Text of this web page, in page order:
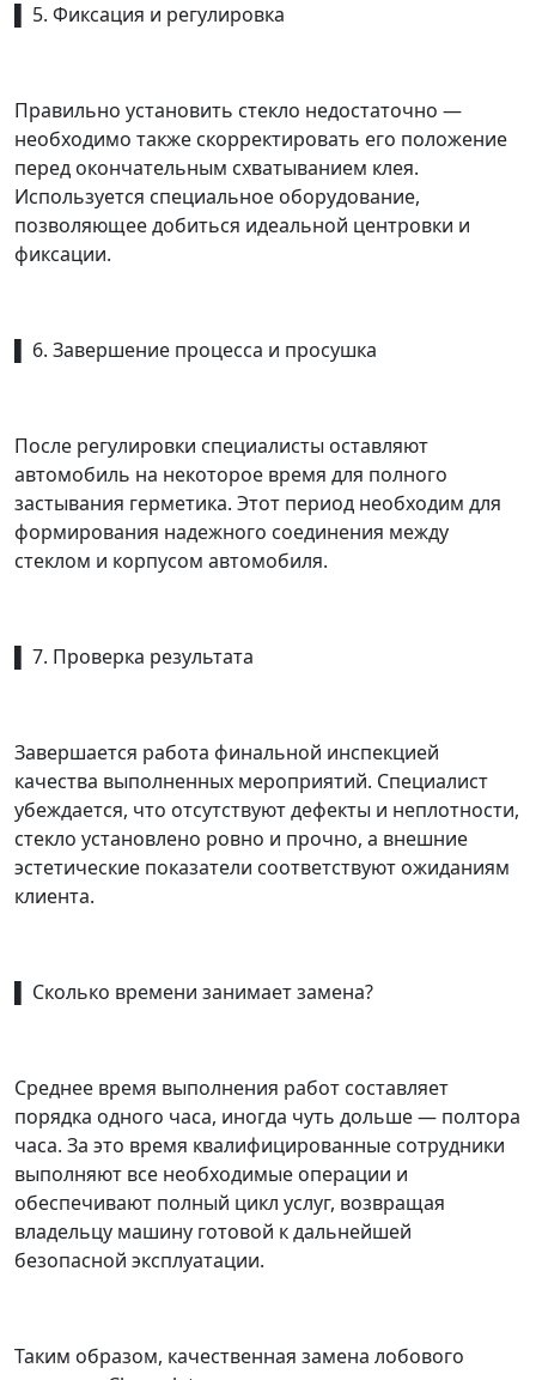
▌ 5. Фиксация и регулировка
Правильно установить стекло недостаточно —
необходимо также скорректировать его положение
перед окончательным схватыванием клея.
Используется специальное оборудование,
позволяющее добиться идеальной центровки и
фиксации.
▌ 6. Завершение процесса и просушка
После регулировки специалисты оставляют
автомобиль на некоторое время для полного
застывания герметика. Этот период необходим для
формирования надежного соединения между
стеклом и корпусом автомобиля.
▌ 7. Проверка результата
Завершается работа финальной инспекцией
качества выполненных мероприятий. Специалист
убеждается, что отсутствуют дефекты и неплотности,
стекло установлено ровно и прочно, а внешние
эстетические показатели соответствуют ожиданиям
клиента.
▌ Сколько времени занимает замена?
Среднее время выполнения работ составляет
порядка одного часа, иногда чуть дольше — полтора
часа. За это время квалифицированные сотрудники
выполняют все необходимые операции и
обеспечивают полный цикл услуг, возвращая
владельцу машину готовой к дальнейшей
безопасной эксплуатации.
Таким образом, качественная замена лобового